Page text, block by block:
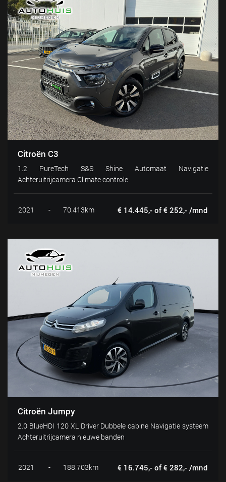
Citroën C3
1.2 PureTech S&S Shine Automaat Navigatie
Achteruitrijcamera Climate controle
2021 - 70.413km € 14.445,- of € 252,- /mnd
Citroën Jumpy
2.0 BlueHDI 120 XL Driver Dubbele cabine Navigatie systeem
Achteruitrijcamera nieuwe banden
2021 - 188.703km € 16.745,- of € 282,- /mnd